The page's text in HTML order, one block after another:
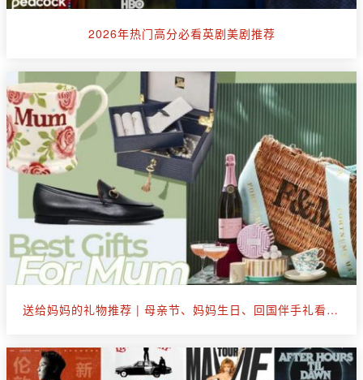
2026年热门高分必看英剧美剧推荐
送给妈妈的礼物推荐 | 母亲节、妈妈生日、回国伴手礼看这篇就够了